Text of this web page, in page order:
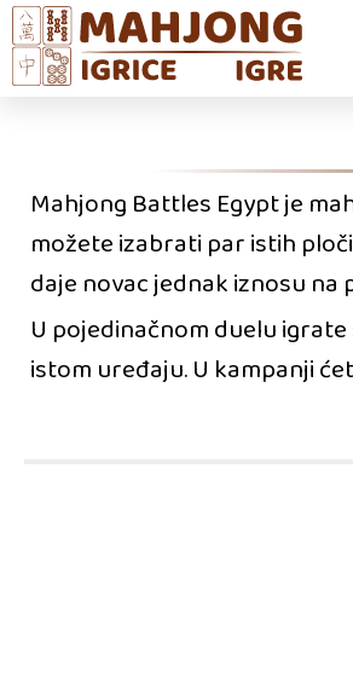
Mahjong Battles Egypt je
možete izabrati par istih
daje novac jednak iznosu
U pojedinačnom duelu
istom uređaju. U kampanji